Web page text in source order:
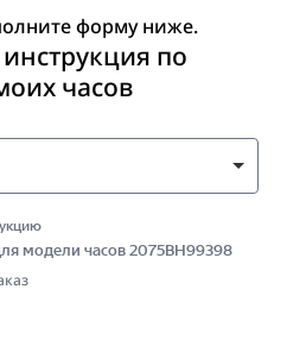
форму ниже.
по
часов
модели часов 2075BH99398